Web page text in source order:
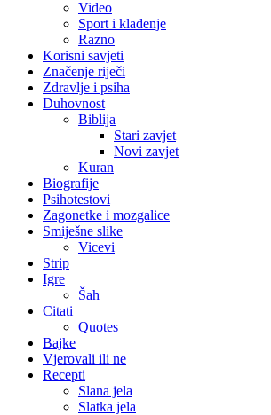
Video
Sport i klađenje
Razno
Korisni savjeti
Značenje riječi
Zdravlje i psiha
Duhovnost
Biblija
Stari zavjet
Novi zavjet
Kuran
Biografije
Psihotestovi
Zagonetke i mozgalice
Smiješne slike
Vicevi
Strip
Igre
Šah
Citati
Quotes
Bajke
Vjerovali ili ne
Recepti
Slana jela
Slatka jela